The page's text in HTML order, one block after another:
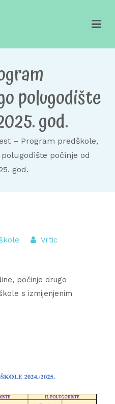
polugodište
god.
– Program predškole,
počinje od
god.
Vrtic
počinje drugo
s izmijenjenim